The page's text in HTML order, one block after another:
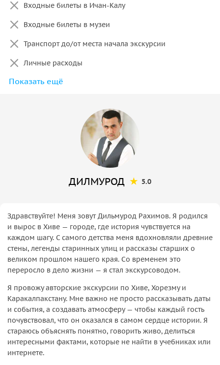
Входные билеты в Ичан-Калу
Входные билеты в музеи
Транспорт до/от места начала экскурсии
Личные расходы
Аудиогид или перевод на другие языки (доступно по
Показать ещё
ДИЛМУРОД 5.0
Здравствуйте! Меня зовут Дильмурод Рахимов. Я родился
и вырос в Хиве — городе, где история чувствуется на
каждом шагу. С самого детства меня вдохновляли древние
стены, легенды старинных улиц и рассказы старших о
великом прошлом нашего края. Со временем это
переросло в дело жизни — я стал экскурсоводом.
Я провожу авторские экскурсии по Хиве, Хорезму и
Каракалпакстану. Мне важно не просто рассказывать даты
и события, а создавать атмосферу — чтобы каждый гость
почувствовал, что он оказался в самом сердце истории. Я
стараюсь объяснять понятно, говорить живо, делиться
интересными фактами, которые не найти в учебниках или
интернете.